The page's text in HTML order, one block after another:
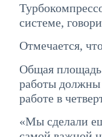
системе,
Отмечается,
Общая площадь
работы должны
работе в
«Мы сделали